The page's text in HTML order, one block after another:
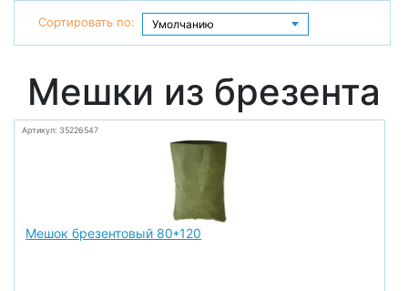
Сортировать по:
Мешки из брезента
Артикул: 35226547
Мешок брезентовый 80*120